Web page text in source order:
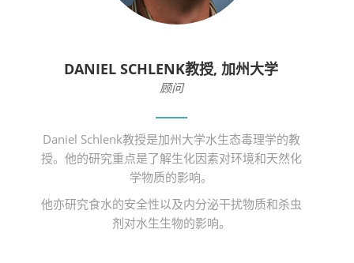
DANIEL SCHLENK教授, 加州大学
顾问
Daniel Schlenk教授是加州大学水生态毒理学的教
授。他的研究重点是了解生化因素对环境和天然化
学物质的影响。
他亦研究食水的安全性以及内分泌干扰物质和杀虫
剂对水生生物的影响。